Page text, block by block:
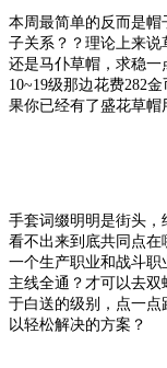
本周最简单的反而是帽
子关系？？理论上来
还是马仆草帽，求稳
10~19级那边花费282
果你已经有了盛花草帽
手套词缀明明是街头，
看不出来到底共同点
一个生产职业和战斗职
主线全通？才可以去
于白送的级别，点一
以轻松解决的方案？